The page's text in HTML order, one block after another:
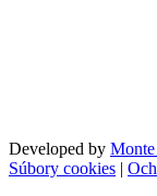
Developed by
Súbory cookies |